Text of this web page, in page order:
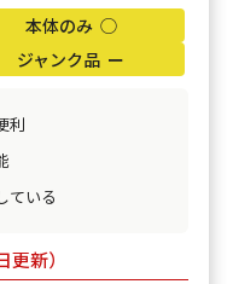
本体のみ ◯
ジャンク品 ー
利
ている
新）